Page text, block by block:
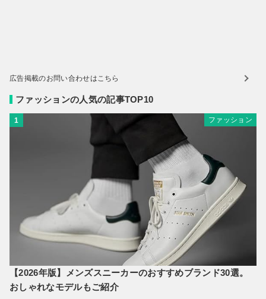
広告掲載のお問い合わせはこちら
ファッションの人気の記事TOP10
1 ファッション
【2026年版】メンズスニーカーのおすすめブランド30選。
おしゃれなモデルもご紹介